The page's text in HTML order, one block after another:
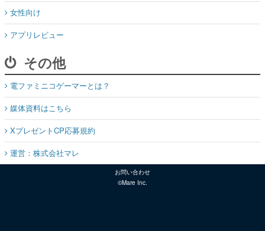
女性向け
アプリレビュー
その他
電ファミニコゲーマーとは？
媒体資料はこちら
XプレゼントCP応募規約
運営：株式会社マレ
お問い合わせ
©Mare Inc.